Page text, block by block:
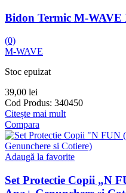
Bidon Termic M-WAVE
(0)
M-WAVE
Stoc epuizat
39,00 lei
Cod Produs: 340450
Citește mai mult
Compara
Adaugă la favorite
Set Protectie Copii „N